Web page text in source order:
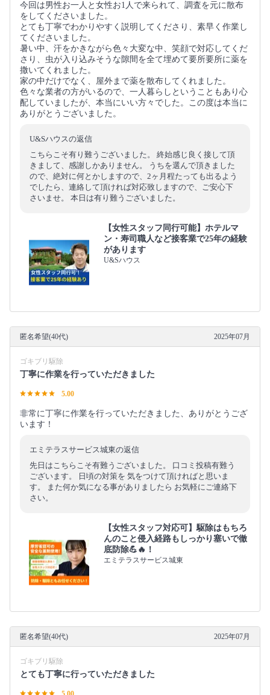
今回は男性お一人と女性お1人で来られて、調査を元に散布
をしてくださいました。
とても丁寧でわかりやすく説明してくださり、素早く作業し
てくださいました。
暑い中、汗をかきながら色々大変な中、笑顔で対応してくだ
さり、虫が入り込みそうな隙間を全て埋めて要所要所に薬を
撒いてくれました。
家の中だけでなく、屋外まで薬を散布してくれました。
色々な業者の方がいるので、一人暮らしということもあり心
配していましたが、本当にいい方々でした。この度は本当に
ありがとうございました。
U&Sハウスの返信
こちらこそ有り難うございました。 終始感じ良く接して頂
きまして、感謝しかありません。 うちを選んで頂きました
ので、絶対に何とかしますので、2ヶ月程たっても出るよう
でしたら、連絡して頂ければ対応致しますので、ご安心下
さいませ。 本日は有り難うございました。
【女性スタッフ同行可能】ホテルマ
ン・寿司職人など接客業で25年の経験
があります
U&Sハウス
匿名希望(40代) 2025年07月
ゴキブリ駆除
丁寧に作業を行っていただきました
5.00
非常に丁寧に作業を行っていただきました、ありがとうござ
います！
エミテラスサービス城東の返信
先日はこちらこそ有難うございました。 口コミ投稿有難う
ございます。 日頃の対策を 気をつけて頂ければと思いま
す。 また何か気になる事がありましたら お気軽にご連絡下
さい。
【女性スタッフ対応可】駆除はもちろ
んのこと侵入経路もしっかり塞いで徹
底防除💪🔥！
エミテラスサービス城東
匿名希望(40代) 2025年07月
ゴキブリ駆除
とても丁寧に行っていただきました